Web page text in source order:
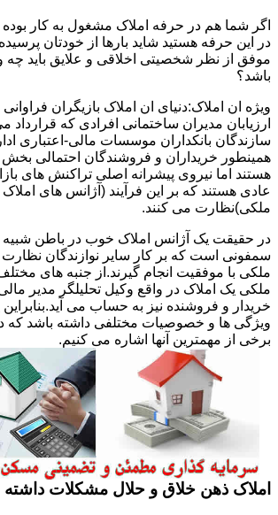
اگر شما هم در حرفه املاک مشغول به کار بوده
در این حرفه هستید شاید بارها از خودتان
موفق از نظر شخصیتی اخلاقی و علایق باید چه
باشد؟
ویژه ان املاک:دنیای ان املاک بازیگران
ارزیابان مدیران ساختمانی افرادی که قرارداد
سازندگان بانکداران موسسات مالی-اعتباری
همینطور خریداران و فروشندگان احتمالی بخش
هستند اما نیروی پیشرانه اصلی تراکنش های
عادی هستند که بر این فرآیند (آژانس های املاک
ملکی)نظارت می کنند.
در حقیقت یک آژانس املاک خوب در باطن شبیه
سمفونی است که بر کار سایر نوازندگان نظارت
ملکی با موفقیت انجام گیرند.از جنبه های
ملکی یک املاک در واقع وکیل تحلیلگر مدیر
خریدار و فروشنده نیز به حساب می
ویژگی ها و خصوصیات مختلفی داشته باشد که
برخی از مهمترین آنها اشاره می کنیم.
املاک ذهن خلاق و حلال مشکلات داشته